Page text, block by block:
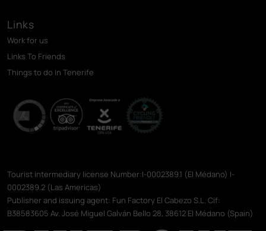
Links
Work for us
Links To Friends
Things to do in Tenerife
Tourist intermediary license Number:I-0002389.1 (El Médano) I-
0002389.2 (Las Americas)
Publisher and issuing agent: Fun Factory El Cabezo S.L. Cif:
B38583605 Av. José Miguel Galván Bello 28, 38612 El Médano (Spain)